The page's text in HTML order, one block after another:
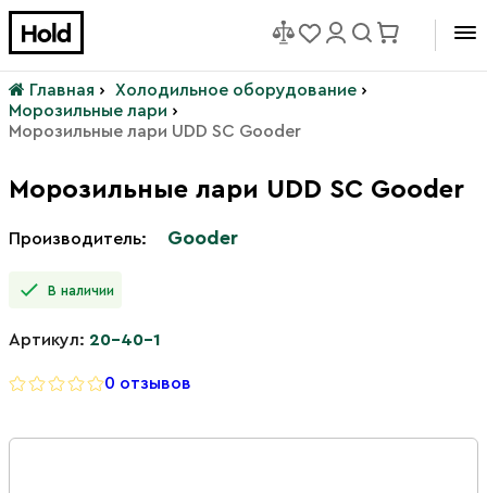
Главная › Холодильное оборудование ›
Морозильные лари ›
Морозильные лари UDD SC Gooder
Морозильные лари UDD SC Gooder
Производитель: Gooder
В наличии
Артикул: 20-40-1
0 отзывов